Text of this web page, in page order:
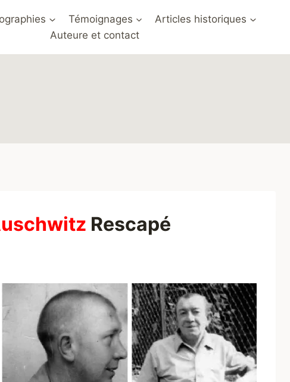
Témoignages
Articles historiques
Auteure et contact
Rescapé